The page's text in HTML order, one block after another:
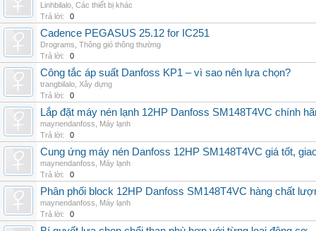
Linhbilalo Các thiết bị khác
Trả lời:
0
Cadence PEGASUS 25.12 for IC251
Drograms Thông gió thông thường
Trả lời:
0
Công tắc áp suất Danfoss KP1 – vì sao nên lựa chọn?
trangbilalo Xây dựng
Trả lời:
0
Lắp đặt máy nén lạnh 12HP Danfoss SM148T4VC chính
maynendanfoss
Máy lạnh
Trả lời:
0
Cung ứng máy nén Danfoss 12HP SM148T4VC giá tốt,
maynendanfoss
Máy lạnh
Trả lời:
0
Phân phối block 12HP Danfoss SM148T4VC hàng chất
maynendanfoss
Máy lạnh
Trả lời:
0